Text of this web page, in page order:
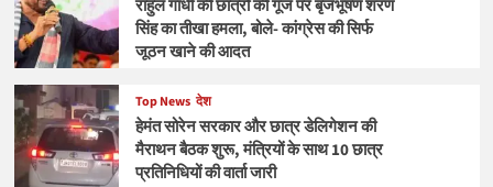
राहुल गांधी की छात्रों की गूंज पर बृजभूषण शरण
सिंह का तीखा हमला, बोले- कांग्रेस की सिर्फ
जूठन खाने की आदत
Top News देश
हेमंत सोरेन सरकार और छात्र डेलिगेशन की
मैराथन बैठक शुरू, मंत्रियों के साथ 10 छात्र
प्रतिनिधियों की वार्ता जारी